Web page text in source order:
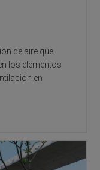
de aire que
los elementos
en